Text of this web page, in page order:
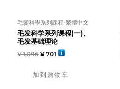
毛髮科學系列課程-繁體中文
毛发科学系列课程(一)、
毛发基础理论
¥1,096 ¥ 701
加到购物车